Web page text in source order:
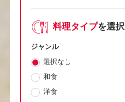
料理タイプを選択
ジャンル
選択なし
和食
洋食